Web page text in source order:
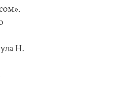
Н.